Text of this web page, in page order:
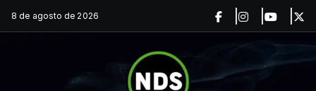
Saltar
al
8 de agosto de 2026